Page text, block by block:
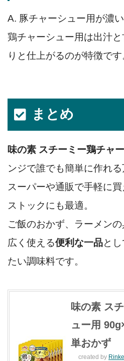
A. 豚チャーシュー用が濃
鶏チャーシュー用は出汁
りと仕上がるのが特徴です
まとめ
味の素 スチーミー鶏チャ
ンジで誰でも簡単に作れる
スーパーや通販で手軽に
ストックにも最適。
ご飯のおかず、ラーメン
広く使える便利な一品と
たい調味料です。
味の素 ス
ュー用
単おかず
created by